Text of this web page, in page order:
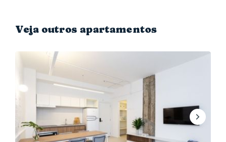
Veja outros apartamentos